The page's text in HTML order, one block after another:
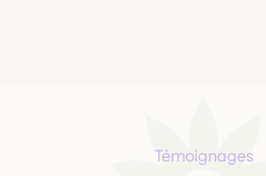
Témoignages